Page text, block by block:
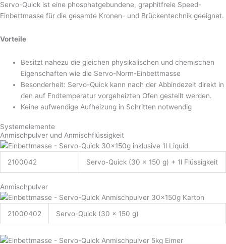
Servo-Quick ist eine phosphatgebundene, graphitfreie Speed-
Einbettmasse für die gesamte Kronen- und Brückentechnik geeignet.
Vorteile
Besitzt nahezu die gleichen physikalischen und chemischen
Eigenschaften wie die Servo-Norm-Einbettmasse
Besonderheit: Servo-Quick kann nach der Abbindezeit direkt in
den auf Endtemperatur vorgeheizten Ofen gestellt werden.
Keine aufwendige Aufheizung in Schritten notwendig
Systemelemente
Anmischpulver und Anmischflüssigkeit
2100042 Servo-Quick (30 x 150 g) + 1l Flüssigkeit
Anmischpulver
21000402 Servo-Quick (30 x 150 g)